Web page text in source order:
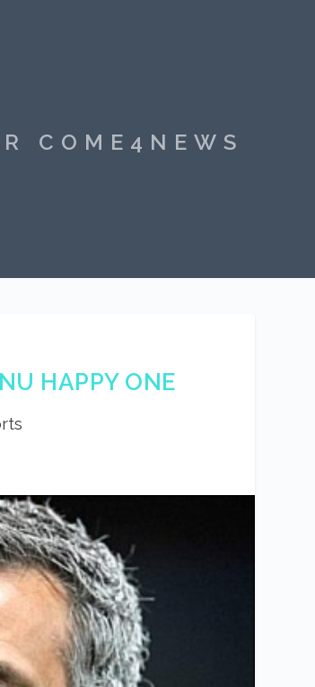
COME4NEWS
HAPPY ONE